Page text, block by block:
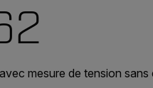
mesure de tension